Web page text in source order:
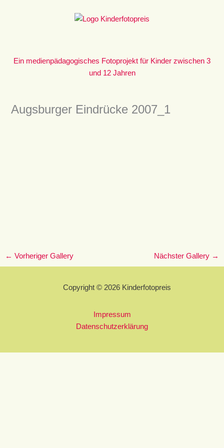
Ein medienpädagogisches Fotoprojekt für Kinder zwischen 3
und 12 Jahren
Augsburger Eindrücke 2007_1
← Vorheriger Gallery Nächster Gallery →
Copyright © 2026 Kinderfotopreis
Impressum
Datenschutzerklärung